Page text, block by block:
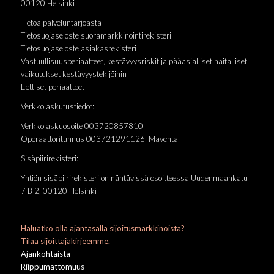
00120 Helsinki
Tietoa palveluntarjoasta
Tietosuojaseloste suoramarkkinointirekisteri
Tietosuojaseloste asiakasrekisteri
Vastuullisuusperiaatteet, kestävyysriskit ja pääasialliset haitalliset
vaikutukset kestävyystekijöihin
Eettiset periaatteet
Verkkolaskutustiedot:
Verkkolaskuosoite 003720857810
Operaattoritunnus 003721291126 Maventa
Sisäpiirirekisteri:
Yhtiön sisäpiirirekisteri on nähtävissä osoitteessa Uudenmaankatu
7 B 2, 00120 Helsinki
Haluatko olla ajantasalla sijoitusmarkkinoista?
Tilaa sijoittajakirjeemme.
Ajankohtaista
Riippumattomuus